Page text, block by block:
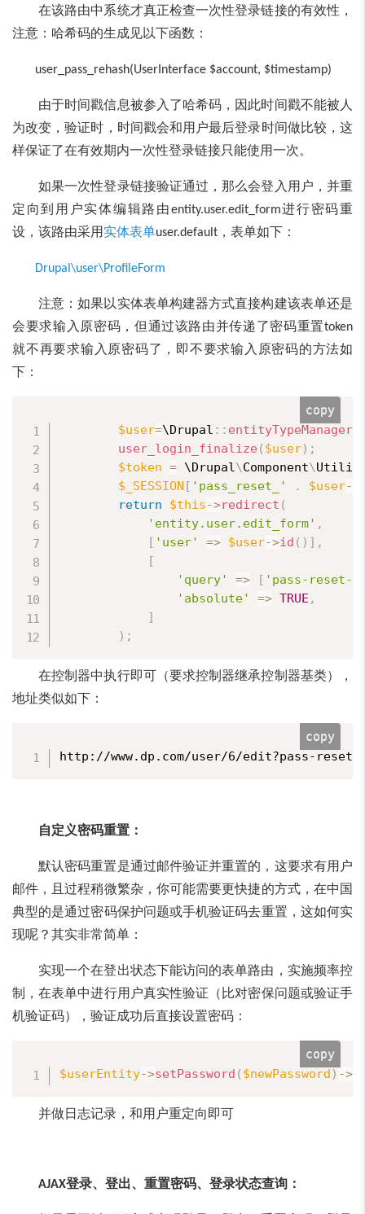
在该路由中系统才真正检查一次性登录链接的有效性，
注意：哈希码的生成见以下函数：
user_pass_rehash(UserInterface $account, $timestamp)
由于时间戳信息被参入了哈希码，因此时间戳不能被人
为改变，验证时，时间戳会和用户最后登录时间做比较，这
样保证了在有效期内一次性登录链接只能使用一次。
如果一次性登录链接验证通过，那么会登入用户，并重
定向到用户实体编辑路由entity.user.edit_form进行密码重
设，该路由采用 实体表单user.default ，表单如下：
Drupal\user\ProfileForm
注意：如果以实体表单构建器方式直接构建该表单还是
会要求输入原密码，但通过该路由并传递了密码重置token
就不再要求输入原密码了，即不要求输入原密码的方法如
下：
$user=\Drupal : : entityTypeManager
user_login_finalize ( $user) ;
$token = \Drupal\Component\
$_SESSION [ 'pass_reset_' . $user-
return
$this->redirect (
'entity.user.edit_form' ,
[ 'user' => $user->id ( ) ] ,
[
'query'
=> [ 'pass-reset-
'absolute'
=> TRUE ,
]
) ;
copy
在控制器中执行即可（要求控制器继承控制器基类），
地址类似如下：
http://www.dp.com/user/6/edit?pass-reset-
copy
自定义密码重置：
默认密码重置是通过邮件验证并重置的，这要求有用户
邮件，且过程稍微繁杂，你可能需要更快捷的方式，在中国
典型的是通过密码保护问题或手机验证码去重置，这如何实
现呢？其实非常简单：
实现一个在登出状态下能访问的表单路由，实施频率控
制，在表单中进行用户真实性验证（比对密保问题或验证手
机验证码），验证成功后直接设置密码：
$userEntity->setPassword ( $newPassword ) ->
copy
并做日志记录，和用户重定向即可
AJAX登录、登出、重置密码、登录状态查询 ：